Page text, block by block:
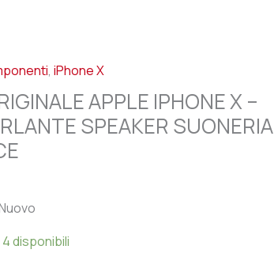
,iPhone X
APPLE IPHONE X –
SPEAKER SUONERIA
4 disponibili